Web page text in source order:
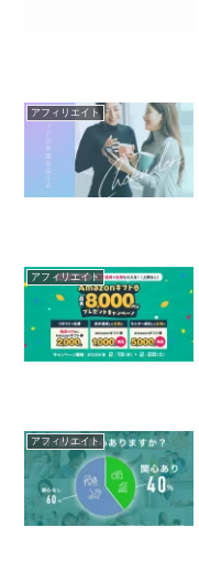
アフィリエイト
アフィリエイト
アフィリエイト